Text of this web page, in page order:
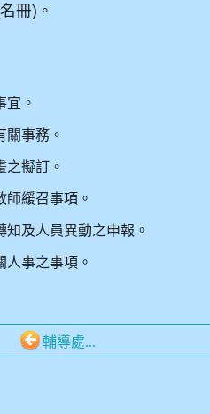
名冊) 。
宜。
關事務。
之擬訂。
師緩召事項。
及人員異動之申報。
人事之事項。
輔導處...